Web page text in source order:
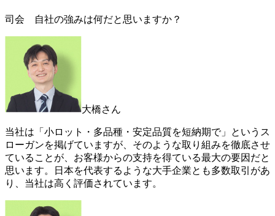
司会 自社の強みは何だと思いますか？
大橋さん
当社は「小ロット・多品種・安定品質を短納期で」というス
ローガンを掲げていますが、そのような取り組みを徹底させ
ていることが、お客様からの支持を得ている最大の要因だと
思います。日本を代表するような大手企業とも多数取引があ
り、当社は高く評価されています。